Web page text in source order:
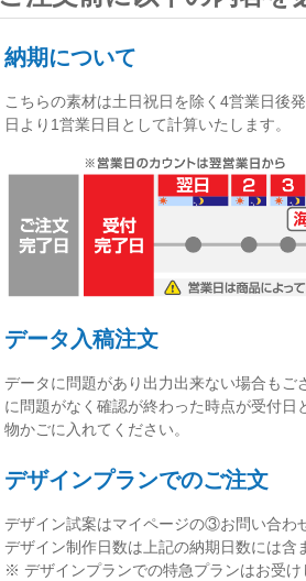
納期について
こちらの素材は土日祝日を除く4営業日後
日より1営業日目として計算いたします。
データ入稿注文
データに問題があり出力出来ない場合もご
に問題がなく確認が終わった時点が受付日
物かごに入れてください。
デザインプランでのご注文
デザイン試案はマイページの③お問い合わ
デザイン制作日数は上記の納期日数には含
※ デザインプランでの特急プランはお受け